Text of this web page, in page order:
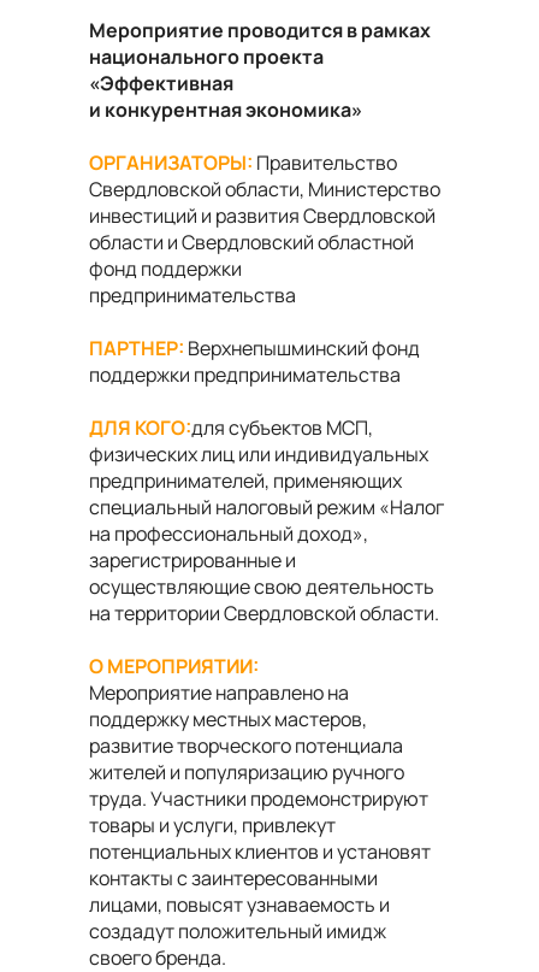
Мероприятие проводится в рамках
национального проекта
«Эффективная
и конкурентная экономика»
ОРГАНИЗАТОРЫ: Правительство
Свердловской области, Министерство
инвестиций и развития Свердловской
области и Свердловский областной
фонд поддержки
предпринимательства
ПАРТНЕР: Верхнепышминский фонд
поддержки предпринимательства
ДЛЯ КОГО:для субъектов МСП,
физических лиц или индивидуальных
предпринимателей, применяющих
специальный налоговый режим «Налог
на профессиональный доход»,
зарегистрированные и
осуществляющие свою деятельность
на территории Свердловской области.
О МЕРОПРИЯТИИ:
Мероприятие направлено на
поддержку местных мастеров,
развитие творческого потенциала
жителей и популяризацию ручного
труда. Участники продемонстрируют
товары и услуги, привлекут
потенциальных клиентов и установят
контакты с заинтересованными
лицами, повысят узнаваемость и
создадут положительный имидж
своего бренда.